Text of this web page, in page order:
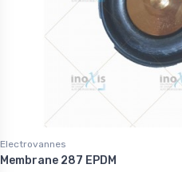
Electrovannes
Membrane 287 EPDM